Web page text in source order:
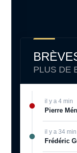
PLUS DE
il y a 4 min
Pierre
il y a 34 min
Frédéric